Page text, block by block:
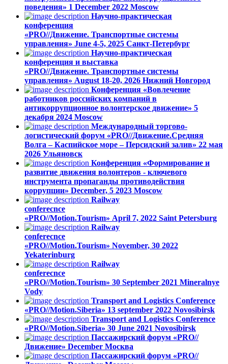
поведения» 1 December 2022 Moscow
Научно-практическая
конференция
«PRO//Движение. Транспортные системы
управления» June 4-5, 2025 Санкт-Петербург
Научно-практическая
конференция и выставка
«PRO//Движение. Транспортные системы
управления» August 18-20, 2026 Нижний Новгород
Конференция «Вовлечение
работников российских компаний в
антикоррупционное волонтерское движение» 5
декабря 2024 Moscow
Международный торгово-
логистический форум «PRO//Движение.Средняя
Волга – Каспийское море – Персидский залив» 22 мая
2026 Ульяновск
Конференция «Формирование и
развитие движения волонтеров - ключевого
инструмента пропаганды противодействия
коррупции» December, 5 2023 Moscow
Railway
conferecnce
«PRO//Motion.Tourism» April 7, 2022 Saint Petersburg
Railway
conferecnce
«PRO//Motion.Tourism» November, 30 2022
Yekaterinburg
Railway
conferecnce
«PRO//Motion.Tourism» 30 September 2021 Mineralnye
Vody
Transport and Logistics Conference
«PRO//Motion.Siberia» 13 september 2022 Novosibirsk
Transport and Logistics Conference
«PRO//Motion.Siberia» 30 June 2021 Novosibirsk
Пассажирский форум «PRO//
Движение» December Москва
Пассажирский форум «PRO//